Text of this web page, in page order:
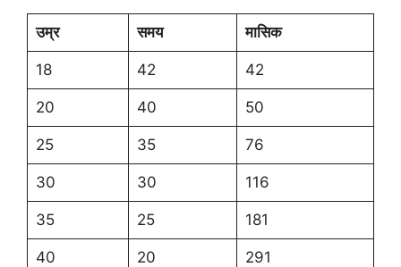
उम्र समय मासिक
18 42 42
20 40 50
25 35 76
30 30 116
35 25 181
40 20 291